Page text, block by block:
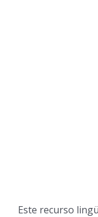
Este recurso